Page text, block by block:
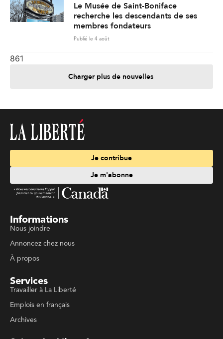
Le Musée de Saint-Boniface
recherche les descendants de ses
membres fondateurs
Publié le 4 août
861
Charger plus de nouvelles
Je contribue
Je m'abonne
Informations
Nous joindre
Annoncez chez nous
À propos
Services
Travailler à La Liberté
Emplois en français
Archives